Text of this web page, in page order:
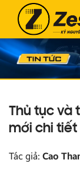
Thủ tục và
mới chi tiết
Tác giả: Cao